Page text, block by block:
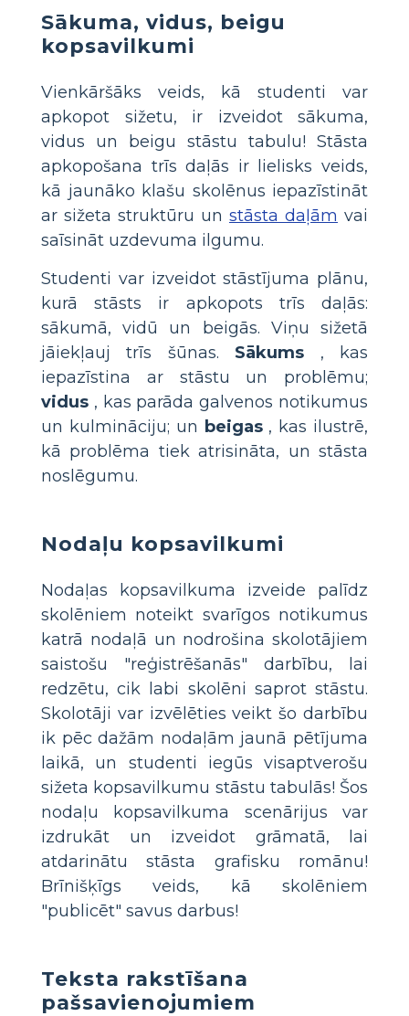
Sākuma, vidus, beigu
kopsavilkumi
Vienkāršāks veids, kā studenti var
apkopot sižetu, ir izveidot sākuma,
vidus un beigu stāstu tabulu! Stāsta
apkopošana trīs daļās ir lielisks veids,
kā jaunāko klašu skolēnus iepazīstināt
ar sižeta struktūru un stāsta daļām vai
saīsināt uzdevuma ilgumu.
Studenti var izveidot stāstījuma plānu,
kurā stāsts ir apkopots trīs daļās:
sākumā, vidū un beigās. Viņu sižetā
jāiekļauj trīs šūnas. Sākums , kas
iepazīstina ar stāstu un problēmu;
vidus , kas parāda galvenos notikumus
un kulmināciju; un beigas, kas ilustrē,
kā problēma tiek atrisināta, un stāsta
noslēgumu.
Nodaļu kopsavilkumi
Nodaļas kopsavilkuma izveide palīdz
skolēniem noteikt svarīgos notikumus
katrā nodaļā un nodrošina skolotājiem
saistošu "reģistrēšanās" darbību, lai
redzētu, cik labi skolēni saprot stāstu.
Skolotāji var izvēlēties veikt šo darbību
ik pēc dažām nodaļām jaunā pētījuma
laikā, un studenti iegūs visaptverošu
sižeta kopsavilkumu stāstu tabulās! Šos
nodaļu kopsavilkuma scenārijus var
izdrukāt un izveidot grāmatā, lai
atdarinātu stāsta grafisku romānu!
Brīnišķīgs veids, kā skolēniem
"publicēt" savus darbus!
Teksta rakstīšana
pašsavienojumiem